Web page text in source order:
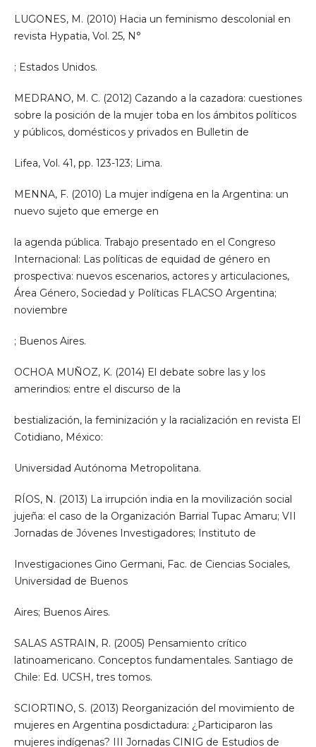
LUGONES, M. (2010) Hacia un feminismo descolonial en
revista Hypatia, Vol. 25, N°
; Estados Unidos.
MEDRANO, M. C. (2012) Cazando a la cazadora: cuestiones
sobre la posición de la mujer toba en los ámbitos políticos
y públicos, domésticos y privados en Bulletin de
Lifea, Vol. 41, pp. 123-123; Lima.
MENNA, F. (2010) La mujer indígena en la Argentina: un
nuevo sujeto que emerge en
la agenda pública. Trabajo presentado en el Congreso
Internacional: Las políticas de equidad de género en
prospectiva: nuevos escenarios, actores y articulaciones,
Área Género, Sociedad y Políticas FLACSO Argentina;
noviembre
; Buenos Aires.
OCHOA MUÑOZ, K. (2014) El debate sobre las y los
amerindios: entre el discurso de la
bestialización, la feminización y la racialización en revista El
Cotidiano, México:
Universidad Autónoma Metropolitana.
RÍOS, N. (2013) La irrupción india en la movilización social
jujeña: el caso de la Organización Barrial Tupac Amaru; VII
Jornadas de Jóvenes Investigadores; Instituto de
Investigaciones Gino Germani, Fac. de Ciencias Sociales,
Universidad de Buenos
Aires; Buenos Aires.
SALAS ASTRAIN, R. (2005) Pensamiento crítico
latinoamericano. Conceptos fundamentales. Santiago de
Chile: Ed. UCSH, tres tomos.
SCIORTINO, S. (2013) Reorganización del movimiento de
mujeres en Argentina posdictadura: ¿Participaron las
mujeres indígenas? III Jornadas CINIG de Estudios de